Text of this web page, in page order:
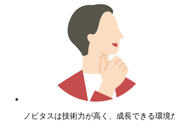
ノビタスは技術力が高く、成長できる環